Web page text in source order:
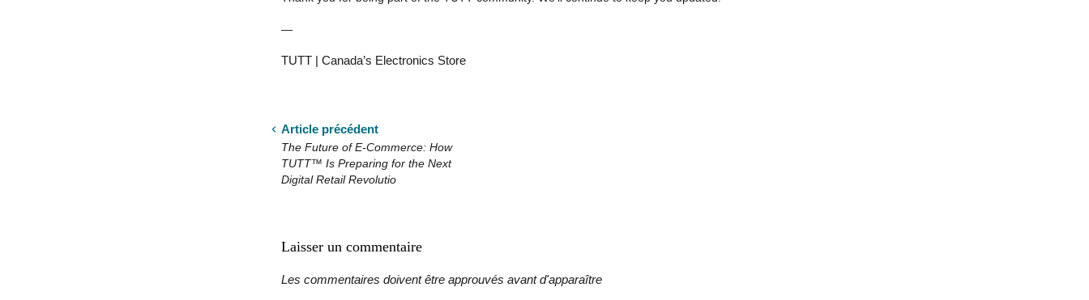
—
TUTT | Canada’s Electronics Store
Article précédent
The Future of E-Commerce: How
TUTT™ Is Preparing for the Next
Digital Retail Revolutio
Laisser un commentaire
Les commentaires doivent être approuvés avant d'apparaître